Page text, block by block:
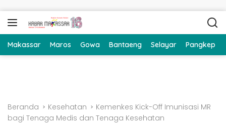
Makassar Maros Gowa Bantaeng Selayar Pangkep
Beranda Kesehatan
Kemenkes Kick-Off Imunisasi MR
bagi Tenaga Medis dan Tenaga Kesehatan